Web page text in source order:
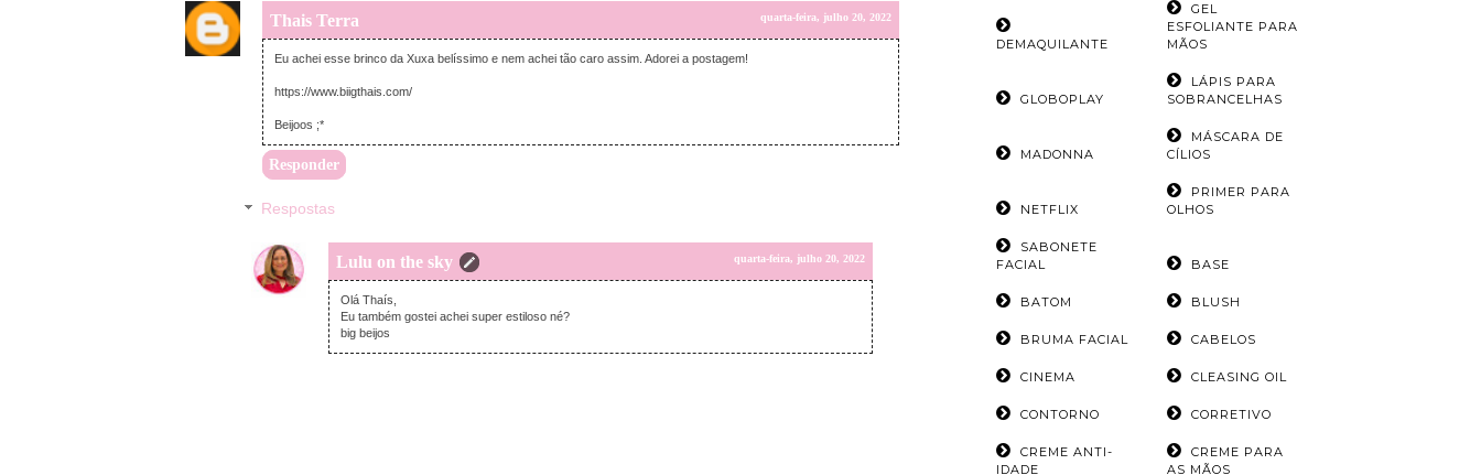
Thais Terra quarta-feira, julho 20, 2022
Eu achei esse brinco da Xuxa belíssimo e nem achei tão caro assim. Adorei a postagem!
https://www.biigthais.com/
Beijoos ;*
Responder
Respostas
Lulu on the sky quarta-feira, julho 20, 2022
Olá Thaís,
Eu também gostei achei super estiloso né?
big beijos
DEMAQUILANTE
GEL
ESFOLIANTE PARA
MÃOS
GLOBOPLAY
LÁPIS PARA
SOBRANCELHAS
MADONNA
MÁSCARA DE
CÍLIOS
NETFLIX
PRIMER PARA
OLHOS
SABONETE
FACIAL
BASE
BATOM BLUSH
BRUMA FACIAL CABELOS
CINEMA CLEASING OIL
CONTORNO CORRETIVO
CREME ANTI-
IDADE
CREME PARA
AS MÃOS